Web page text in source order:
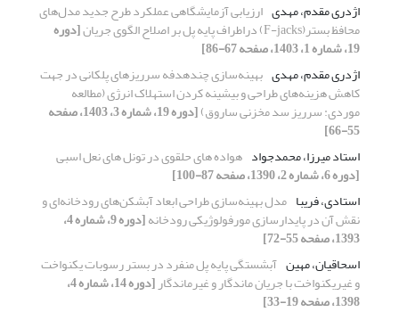
اژدری مقدم، مهدی ارزیابی آزمایشگاهی عملکرد طرح جدید مدل‌های
محافظ بستر(F-jacks) دراطراف پایه پل بر اصلاح الگوی جریان [دوره
19، شماره 1، 1403، صفحه 67-86]
اژدری مقدم، مهدی بهینه‌سازی چندهدفه سرریزهای پلکانی در جهت
کاهش هزینه‌های طراحی و بیشینه کردن استهلاک انرژی (مطالعه
موردی: سرریز سد مخزنی ساروق) [دوره 19، شماره 3، 1403، صفحه
55-66]
استاد میرزا، محمدجواد هواده های حلقوی در تونل های نعل اسبی
[دوره 6، شماره 2، 1390، صفحه 87-100]
استادی، فریبا مدل بهینه‌‌سازی طراحی ابعاد آبشکن‌های رودخانه‌ای و
نقش آن در پایدارسازی مورفولوژیکی رودخانه [دوره 9، شماره 4،
1393، صفحه 55-72]
اسحاقیان، مهین آبشستگی پایه پل منفرد در بستر رسوبات یکنواخت
و غیریکنواخت با جریان ماندگار و غیرماندگار [دوره 14، شماره 4،
1398، صفحه 19-33]